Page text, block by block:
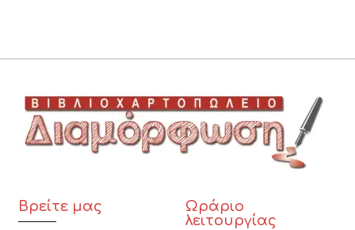
Βρείτε μας
Ωράριο
λειτουργίας